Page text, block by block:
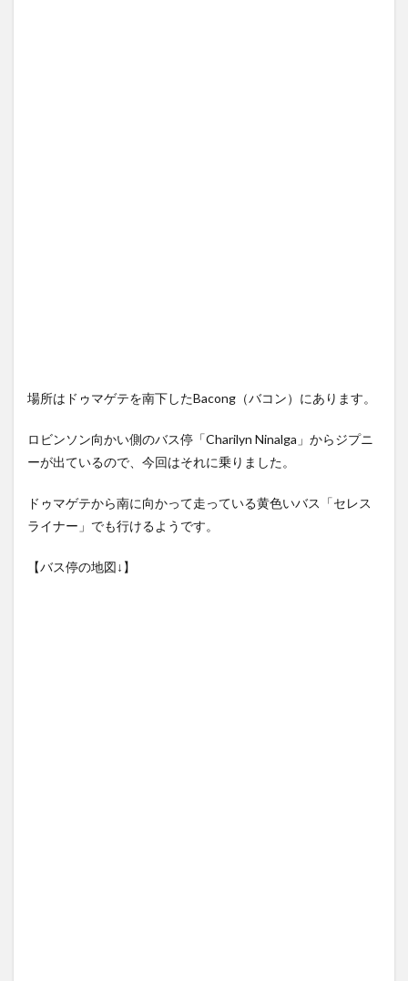
場所はドゥマゲテを南下したBacong（バコン）にあります。
ロビンソン向かい側のバス停「Charilyn Ninalga」からジプニ
ーが出ているので、今回はそれに乗りました。
ドゥマゲテから南に向かって走っている黄色いバス「セレス
ライナー」でも行けるようです。
【バス停の地図↓】